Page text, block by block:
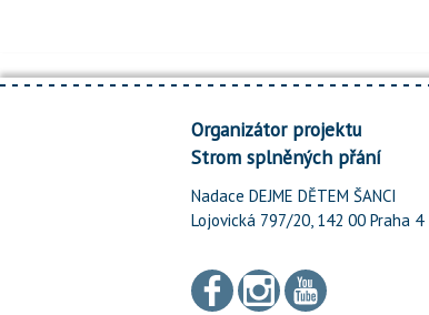
Organizátor projektu
Strom splněných přání
Nadace DEJME DĚTEM ŠANCI
Lojovická 797/20, 142 00 Praha 4